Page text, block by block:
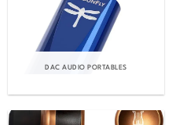
DAC AUDIO PORTABLES